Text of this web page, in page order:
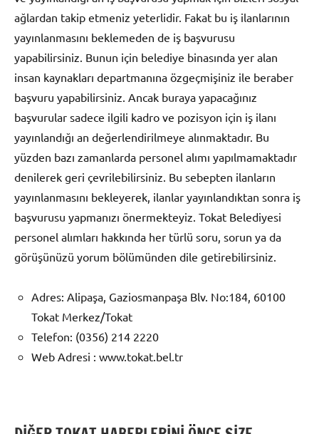
ağlardan takip etmeniz yeterlidir. Fakat bu iş ilanlarının
yayınlanmasını beklemeden de iş başvurusu
yapabilirsiniz. Bunun için belediye binasında yer alan
insan kaynakları departmanına özgeçmişiniz ile beraber
başvuru yapabilirsiniz. Ancak buraya yapacağınız
başvurular sadece ilgili kadro ve pozisyon için iş ilanı
yayınlandığı an değerlendirilmeye alınmaktadır. Bu
yüzden bazı zamanlarda personel alımı yapılmamaktadır
denilerek geri çevrilebilirsiniz. Bu sebepten ilanların
yayınlanmasını bekleyerek, ilanlar yayınlandıktan sonra iş
başvurusu yapmanızı önermekteyiz. Tokat Belediyesi
personel alımları hakkında her türlü soru, sorun ya da
görüşünüzü yorum bölümünden dile getirebilirsiniz.
Adres: Alipaşa, Gaziosmanpaşa Blv. No:184, 60100
Tokat Merkez/Tokat
Telefon: (0356) 214 2220
Web Adresi : www.tokat.bel.tr